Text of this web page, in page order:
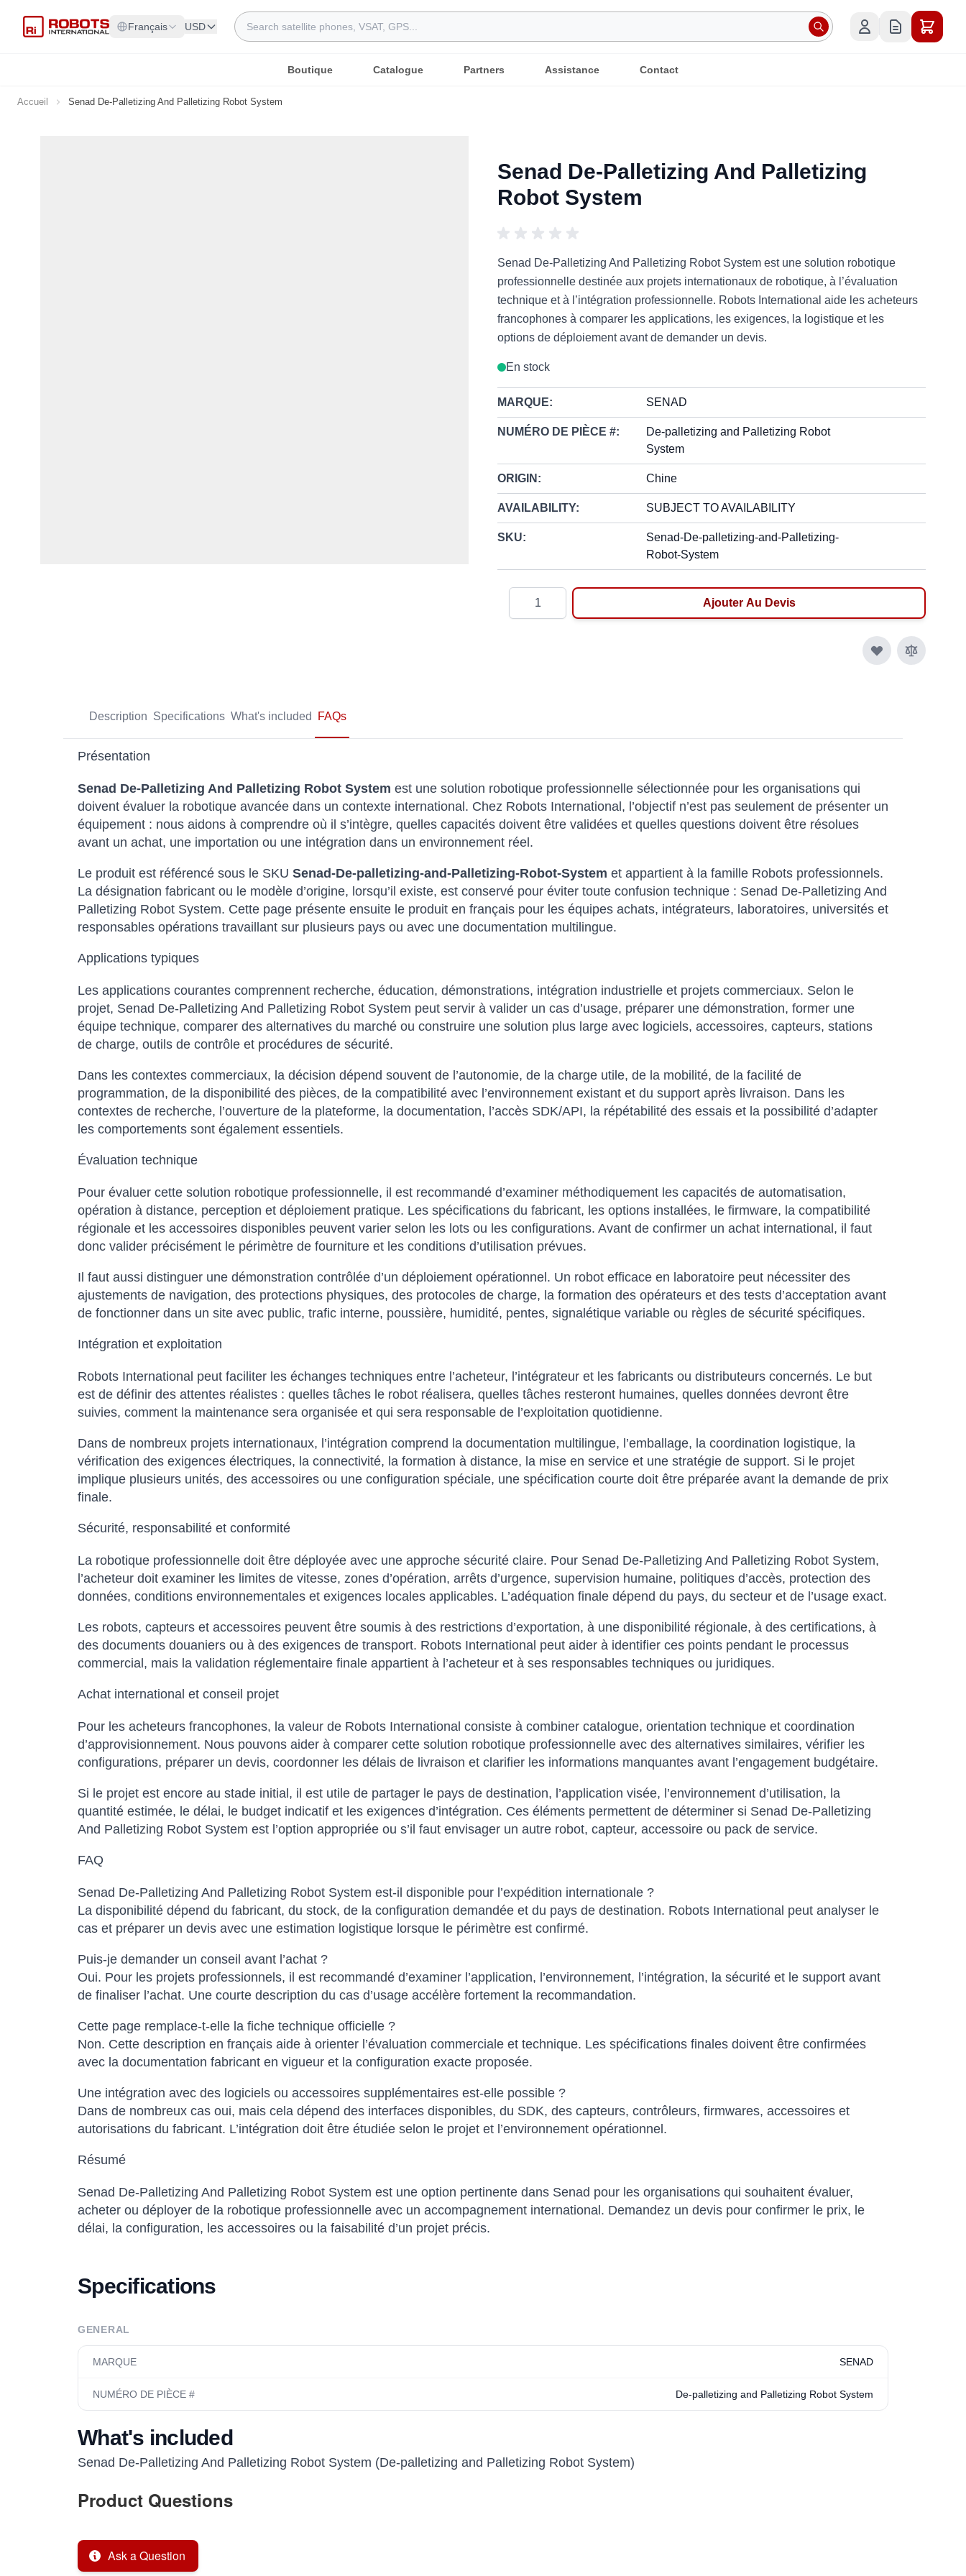
Français USD
Rechercher
Boutique Catalogue Partners Assistance Contact
Accueil Senad De-Palletizing And Palletizing Robot System
Senad De-Palletizing And Palletizing
Robot System
Senad De-Palletizing And Palletizing Robot System est une solution robotique
professionnelle destinée aux projets internationaux de robotique, à l’évaluation
technique et à l’intégration professionnelle. Robots International aide les acheteurs
francophones à comparer les applications, les exigences, la logistique et les
options de déploiement avant de demander un devis.
En stock
MARQUE: SENAD
NUMÉRO DE PIÈCE #:
De-palletizing and Palletizing Robot
System
ORIGIN: Chine
AVAILABILITY: SUBJECT TO AVAILABILITY
SKU:
Senad-De-palletizing-and-Palletizing-
Robot-System
Ajouter Au Devis
Description Specifications What's included FAQs
Présentation
Senad De-Palletizing And Palletizing Robot System est une solution robotique professionnelle sélectionnée pour les organisations qui
doivent évaluer la robotique avancée dans un contexte international. Chez Robots International, l’objectif n’est pas seulement de présenter un
équipement : nous aidons à comprendre où il s’intègre, quelles capacités doivent être validées et quelles questions doivent être résolues
avant un achat, une importation ou une intégration dans un environnement réel.
Le produit est référencé sous le SKU Senad-De-palletizing-and-Palletizing-Robot-System et appartient à la famille Robots professionnels.
La désignation fabricant ou le modèle d’origine, lorsqu’il existe, est conservé pour éviter toute confusion technique : Senad De-Palletizing And
Palletizing Robot System. Cette page présente ensuite le produit en français pour les équipes achats, intégrateurs, laboratoires, universités et
responsables opérations travaillant sur plusieurs pays ou avec une documentation multilingue.
Applications typiques
Les applications courantes comprennent recherche, éducation, démonstrations, intégration industrielle et projets commerciaux. Selon le
projet, Senad De-Palletizing And Palletizing Robot System peut servir à valider un cas d’usage, préparer une démonstration, former une
équipe technique, comparer des alternatives du marché ou construire une solution plus large avec logiciels, accessoires, capteurs, stations
de charge, outils de contrôle et procédures de sécurité.
Dans les contextes commerciaux, la décision dépend souvent de l’autonomie, de la charge utile, de la mobilité, de la facilité de
programmation, de la disponibilité des pièces, de la compatibilité avec l’environnement existant et du support après livraison. Dans les
contextes de recherche, l’ouverture de la plateforme, la documentation, l’accès SDK/API, la répétabilité des essais et la possibilité d’adapter
les comportements sont également essentiels.
Évaluation technique
Pour évaluer cette solution robotique professionnelle, il est recommandé d’examiner méthodiquement les capacités de automatisation,
opération à distance, perception et déploiement pratique. Les spécifications du fabricant, les options installées, le firmware, la compatibilité
régionale et les accessoires disponibles peuvent varier selon les lots ou les configurations. Avant de confirmer un achat international, il faut
donc valider précisément le périmètre de fourniture et les conditions d’utilisation prévues.
Il faut aussi distinguer une démonstration contrôlée d’un déploiement opérationnel. Un robot efficace en laboratoire peut nécessiter des
ajustements de navigation, des protections physiques, des protocoles de charge, la formation des opérateurs et des tests d’acceptation avant
de fonctionner dans un site avec public, trafic interne, poussière, humidité, pentes, signalétique variable ou règles de sécurité spécifiques.
Intégration et exploitation
Robots International peut faciliter les échanges techniques entre l’acheteur, l’intégrateur et les fabricants ou distributeurs concernés. Le but
est de définir des attentes réalistes : quelles tâches le robot réalisera, quelles tâches resteront humaines, quelles données devront être
suivies, comment la maintenance sera organisée et qui sera responsable de l’exploitation quotidienne.
Dans de nombreux projets internationaux, l’intégration comprend la documentation multilingue, l’emballage, la coordination logistique, la
vérification des exigences électriques, la connectivité, la formation à distance, la mise en service et une stratégie de support. Si le projet
implique plusieurs unités, des accessoires ou une configuration spéciale, une spécification courte doit être préparée avant la demande de prix
finale.
Sécurité, responsabilité et conformité
La robotique professionnelle doit être déployée avec une approche sécurité claire. Pour Senad De-Palletizing And Palletizing Robot System,
l’acheteur doit examiner les limites de vitesse, zones d’opération, arrêts d’urgence, supervision humaine, politiques d’accès, protection des
données, conditions environnementales et exigences locales applicables. L’adéquation finale dépend du pays, du secteur et de l’usage exact.
Les robots, capteurs et accessoires peuvent être soumis à des restrictions d’exportation, à une disponibilité régionale, à des certifications, à
des documents douaniers ou à des exigences de transport. Robots International peut aider à identifier ces points pendant le processus
commercial, mais la validation réglementaire finale appartient à l’acheteur et à ses responsables techniques ou juridiques.
Achat international et conseil projet
Pour les acheteurs francophones, la valeur de Robots International consiste à combiner catalogue, orientation technique et coordination
d’approvisionnement. Nous pouvons aider à comparer cette solution robotique professionnelle avec des alternatives similaires, vérifier les
configurations, préparer un devis, coordonner les délais de livraison et clarifier les informations manquantes avant l’engagement budgétaire.
Si le projet est encore au stade initial, il est utile de partager le pays de destination, l’application visée, l’environnement d’utilisation, la
quantité estimée, le délai, le budget indicatif et les exigences d’intégration. Ces éléments permettent de déterminer si Senad De-Palletizing
And Palletizing Robot System est l’option appropriée ou s’il faut envisager un autre robot, capteur, accessoire ou pack de service.
FAQ
Senad De-Palletizing And Palletizing Robot System est-il disponible pour l’expédition internationale ?
La disponibilité dépend du fabricant, du stock, de la configuration demandée et du pays de destination. Robots International peut analyser le
cas et préparer un devis avec une estimation logistique lorsque le périmètre est confirmé.
Puis-je demander un conseil avant l’achat ?
Oui. Pour les projets professionnels, il est recommandé d’examiner l’application, l’environnement, l’intégration, la sécurité et le support avant
de finaliser l’achat. Une courte description du cas d’usage accélère fortement la recommandation.
Cette page remplace-t-elle la fiche technique officielle ?
Non. Cette description en français aide à orienter l’évaluation commerciale et technique. Les spécifications finales doivent être confirmées
avec la documentation fabricant en vigueur et la configuration exacte proposée.
Une intégration avec des logiciels ou accessoires supplémentaires est-elle possible ?
Dans de nombreux cas oui, mais cela dépend des interfaces disponibles, du SDK, des capteurs, contrôleurs, firmwares, accessoires et
autorisations du fabricant. L’intégration doit être étudiée selon le projet et l’environnement opérationnel.
Résumé
Senad De-Palletizing And Palletizing Robot System est une option pertinente dans Senad pour les organisations qui souhaitent évaluer,
acheter ou déployer de la robotique professionnelle avec un accompagnement international. Demandez un devis pour confirmer le prix, le
délai, la configuration, les accessoires ou la faisabilité d’un projet précis.
Specifications
GENERAL
MARQUE SENAD
NUMÉRO DE PIÈCE # De-palletizing and Palletizing Robot System
What's included
Senad De-Palletizing And Palletizing Robot System (De-palletizing and Palletizing Robot System)
Product Questions
Ask a Question